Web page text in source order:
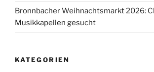
Bronnbacher Weihnachtsmarkt 2026:
Musikkapellen gesucht
KATEGORIEN